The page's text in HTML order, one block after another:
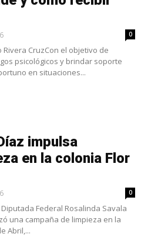
0
Rivera CruzCon el objetivo de
psicológicos y brindar soporte
en situaciones...
impulsa
en la colonia Flor
0
Diputada Federal Rosalinda Savala
una campaña de limpieza en la
Abril,...